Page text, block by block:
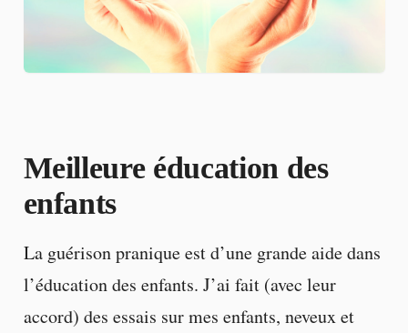
Meilleure éducation des
enfants
La guérison pranique est d’une grande aide dans
l’éducation des enfants. J’ai fait (avec leur
accord) des essais sur mes enfants, neveux et